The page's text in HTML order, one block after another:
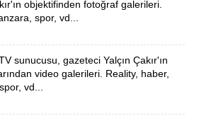
objektifinden fotoğraf galerileri.
spor, vd...
sunucusu, gazeteci Yalçın Çakır'ın
video galerileri. Reality, haber,
vd...